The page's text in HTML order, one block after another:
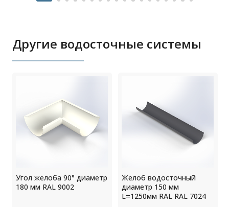
Другие водосточные системы
Угол желоба 90° диаметр
180 мм RAL 9002
Желоб водосточный
диаметр 150 мм
L=1250мм RAL RAL 7024